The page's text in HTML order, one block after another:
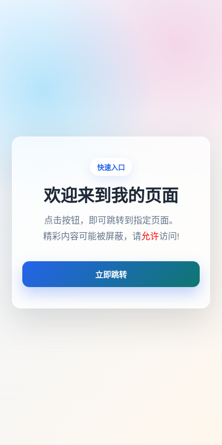
快速入口
欢迎来到我的页面
点击按钮，即可跳转到指定页面。
精彩内容可能被屏蔽，请允许访问!
立即跳转